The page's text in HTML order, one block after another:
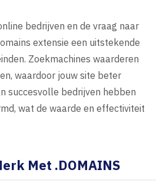
bedrijven en de vraag naar
extensie een uitstekende
Zoekmachines waarderen
waardoor jouw site beter
succesvolle bedrijven hebben
wat de waarde en effectiviteit
Met .DOMAINS